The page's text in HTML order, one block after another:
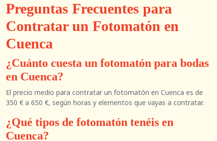
Preguntas Frecuentes para
Contratar un Fotomatón en
Cuenca
¿Cuánto cuesta un fotomatón para bodas
en Cuenca?
El precio medio para contratar un fotomatón en Cuenca es de
350 € a 650 €, según horas y elementos que vayas a contratar.
¿Qué tipos de fotomatón tenéis en
Cuenca?